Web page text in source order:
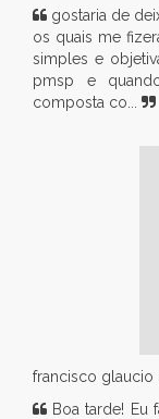
gostaria de
os quais me
simples e
pmsp e
composta co...
francisco glaucio
Boa tarde!